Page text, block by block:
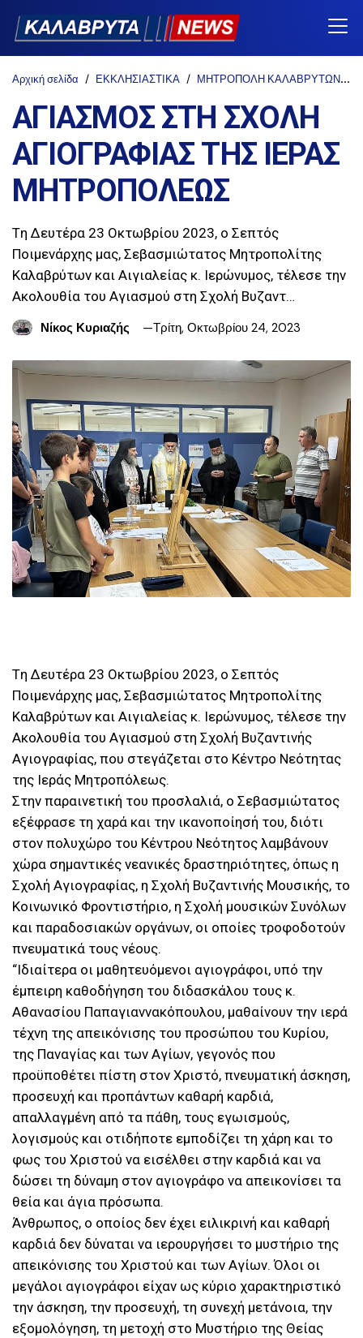
Αρχική σελίδα ΕΚΚΛΗΣΙΑΣΤΙΚΑ ΜΗΤΡΟΠΟΛΗ ΚΑΛΑΒΡΥΤΩΝ
ΑΓΙΑΣΜΟΣ ΣΤΗ ΣΧΟΛΗ
ΑΓΙΟΓΡΑΦΙΑΣ ΤΗΣ ΙΕΡΑΣ
ΜΗΤΡΟΠΟΛΕΩΣ
Tη Δευτέρα 23 Οκτωβρίου 2023, ο Σεπτός
Ποιμενάρχης μας, Σεβασμιώτατος Μητροπολίτης
Καλαβρύτων και Αιγιαλείας κ. Ιερώνυμος, τέλεσε την
Ακολουθία του Αγιασμού στη Σχολή Βυζαντ…
Νίκος Κυριαζής
Τρίτη, Οκτωβρίου 24, 2023
Tη Δευτέρα 23 Οκτωβρίου 2023, ο Σεπτός
Ποιμενάρχης μας, Σεβασμιώτατος Μητροπολίτης
Καλαβρύτων και Αιγιαλείας κ. Ιερώνυμος, τέλεσε την
Ακολουθία του Αγιασμού στη Σχολή Βυζαντινής
Αγιογραφίας, που στεγάζεται στο Κέντρο Νεότητας
της Ιεράς Μητροπόλεως.
Στην παραινετική του προσλαλιά, ο Σεβασμιώτατος
εξέφρασε τη χαρά και την ικανοποίησή του, διότι
στον πολυχώρο του Κέντρου Νεότητος λαμβάνουν
χώρα σημαντικές νεανικές δραστηριότητες, όπως η
Σχολή Αγιογραφίας, η Σχολή Βυζαντινής Μουσικής, το
Κοινωνικό Φροντιστήριο, η Σχολή μουσικών Συνόλων
και παραδοσιακών οργάνων, οι οποίες τροφοδοτούν
πνευματικά τους νέους.
“Ιδιαίτερα οι μαθητευόμενοι αγιογράφοι, υπό την
έμπειρη καθοδήγηση του διδασκάλου τους κ.
Αθανασίου Παπαγιαννακόπουλου, μαθαίνουν την ιερά
τέχνη της απεικόνισης του προσώπου του Κυρίου,
της Παναγίας και των Αγίων, γεγονός που
προϋποθέτει πίστη στον Χριστό, πνευματική άσκηση,
προσευχή και προπάντων καθαρή καρδιά,
απαλλαγμένη από τα πάθη, τους εγωισμούς,
λογισμούς και οτιδήποτε εμποδίζει τη χάρη και το
φως του Χριστού να εισέλθει στην καρδιά και να
δώσει τη δύναμη στον αγιογράφο να απεικονίσει τα
θεία και άγια πρόσωπα.
Άνθρωπος, ο οποίος δεν έχει ειλικρινή και καθαρή
καρδιά δεν δύναται να ιερουργήσει το μυστήριο της
απεικόνισης του Χριστού και των Αγίων. Όλοι οι
μεγάλοι αγιογράφοι είχαν ως κύριο χαρακτηριστικό
την άσκηση, την προσευχή, τη συνεχή μετάνοια, την
εξομολόγηση, τη μετοχή στο Μυστήριο της Θείας